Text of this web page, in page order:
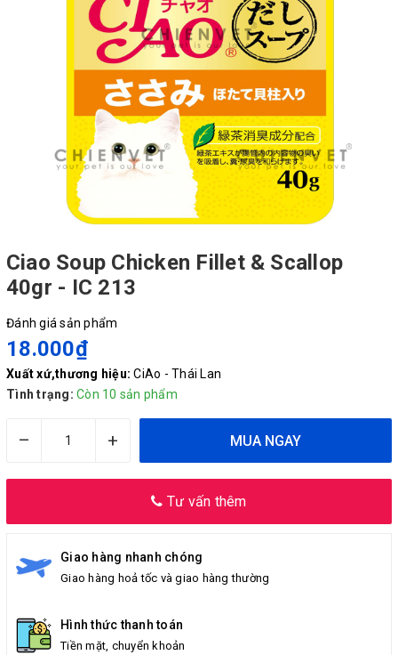
Ciao Soup Chicken Fillet & Scallop
40gr - IC 213
Đánh giá sản phẩm
18.000₫
Xuất xứ,thương hiệu: CiAo - Thái Lan
Tình trạng: Còn 10 sản phẩm
– + MUA NGAY
Tư vấn thêm
Giao hàng nhanh chóng
Giao hàng hoả tốc và giao hàng thường
Hình thức thanh toán
Tiền mặt, chuyển khoản